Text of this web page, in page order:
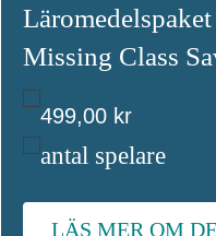
Missing Class
499,00 kr
antal spelare
LÄS MER OM